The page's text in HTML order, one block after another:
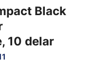
Black
10 delar